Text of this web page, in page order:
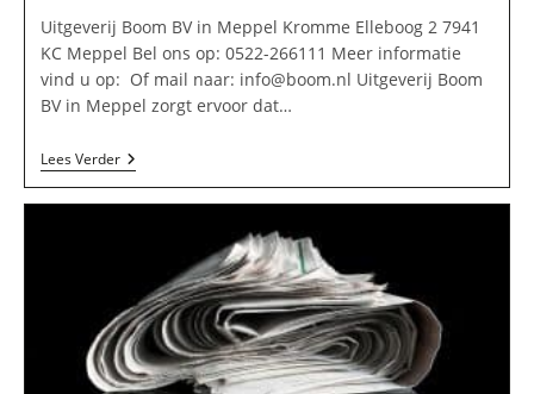
Uitgeverij Boom BV in Meppel Kromme Elleboog 2 7941
KC Meppel Bel ons op: 0522-266111 Meer informatie
vind u op: Of mail naar: info@boom.nl Uitgeverij Boom
BV in Meppel zorgt ervoor dat…
Lees VerderUitgeverij
Boom